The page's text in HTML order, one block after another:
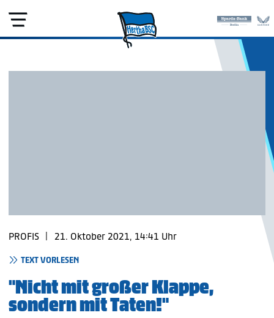
PROFIS 21. Oktober 2021, 14:41 Uhr
TEXT VORLESEN
"Nicht mit großer Klappe,
sondern mit Taten!"